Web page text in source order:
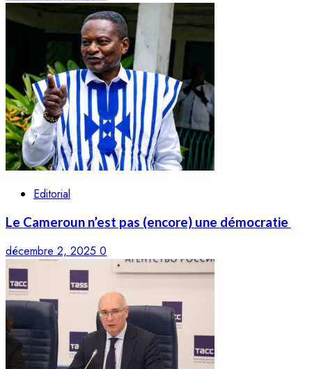
Editorial
Le Cameroun n’est pas (encore) une démocratie
décembre 2, 2025 0